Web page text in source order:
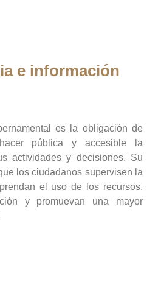
e información
es la obligación de
pública y accesible la
actividades y decisiones. Su
los ciudadanos supervisen la
el uso de los recursos,
y promuevan una mayor